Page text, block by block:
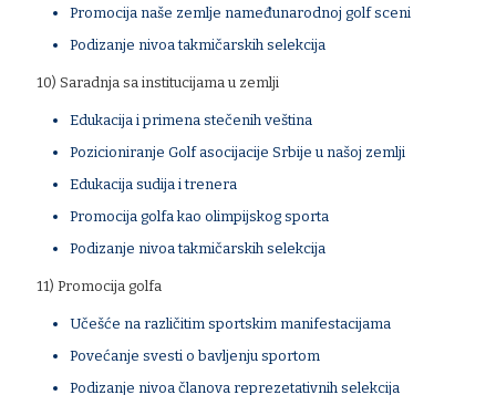
Promocija naše zemlje nameđunarodnoj golf sceni
Podizanje nivoa takmičarskih selekcija
10) Saradnja sa institucijama u zemlji
Edukacija i primena stečenih veština
Pozicioniranje Golf asocijacije Srbije u našoj zemlji
Edukacija sudija i trenera
Promocija golfa kao olimpijskog sporta
Podizanje nivoa takmičarskih selekcija
11) Promocija golfa
Učešće na različitim sportskim manifestacijama
Povećanje svesti o bavljenju sportom
Podizanje nivoa članova reprezetativnih selekcija